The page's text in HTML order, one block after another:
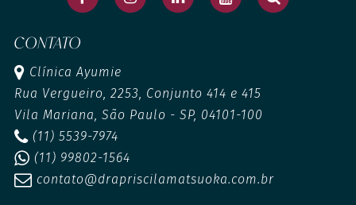
CONTATO
Clínica Ayumie
Rua Vergueiro, 2253, Conjunto 414 e 415
Vila Mariana, São Paulo - SP, 04101-100
(11) 5539-7974
(11) 99802-1564
contato@drapriscilamatsuoka.com.br